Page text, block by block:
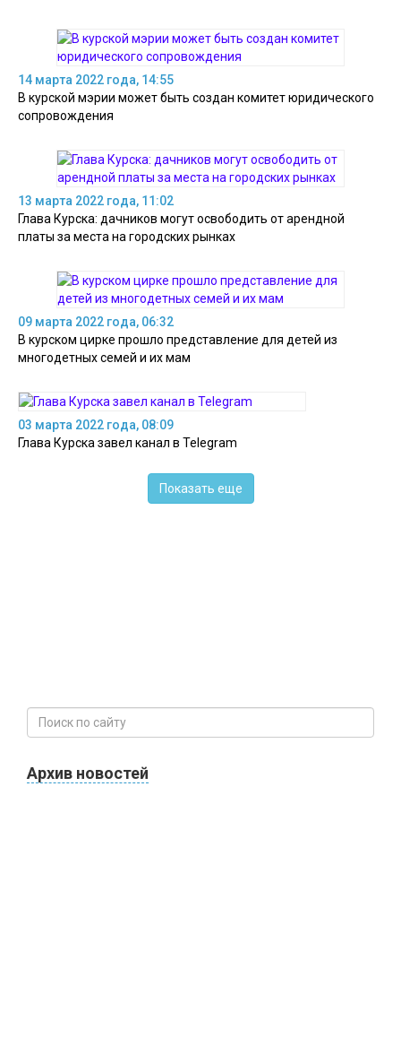
14 марта 2022 года, 14:55
В курской мэрии может быть создан комитет юридического
сопровождения
13 марта 2022 года, 11:02
Глава Курска: дачников могут освободить от арендной
платы за места на городских рынках
09 марта 2022 года, 06:32
В курском цирке прошло представление для детей из
многодетных семей и их мам
03 марта 2022 года, 08:09
Глава Курска завел канал в Telegram
Показать еще
Архив новостей